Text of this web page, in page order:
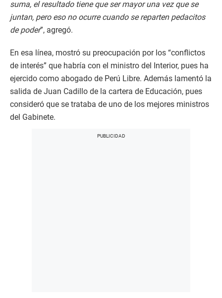
suma, el resultado tiene que ser mayor una vez que se
juntan, pero eso no ocurre cuando se reparten pedacitos
de poder”, agregó.
En esa línea, mostró su preocupación por los “conflictos
de interés” que habría con el ministro del Interior, pues ha
ejercido como abogado de Perú Libre. Además lamentó la
salida de Juan Cadillo de la cartera de Educación, pues
consideró que se trataba de uno de los mejores ministros
del Gabinete.